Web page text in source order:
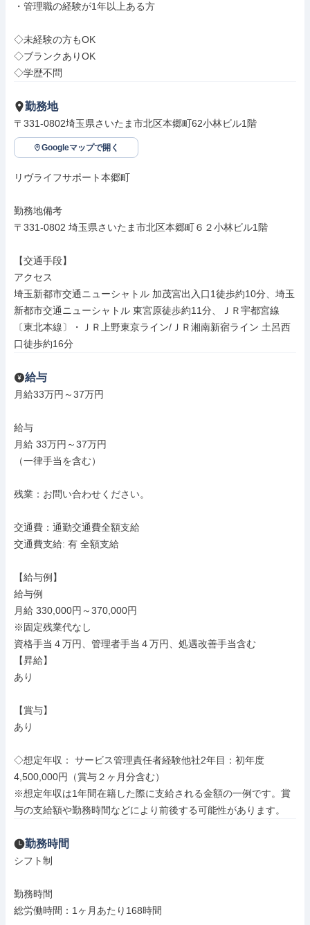
・管理職の経験が1年以上ある方
◇未経験の方もOK
◇ブランクありOK
◇学歴不問
勤務地
〒331-0802埼玉県さいたま市北区本郷町62小林ビル1階
Googleマップで開く
リヴライフサポート本郷町
勤務地備考
〒331-0802 埼玉県さいたま市北区本郷町６２小林ビル1階
【交通手段】
アクセス
埼玉新都市交通ニューシャトル 加茂宮出入口1徒歩約10分、埼玉
新都市交通ニューシャトル 東宮原徒歩約11分、ＪＲ宇都宮線
〔東北本線〕・ＪＲ上野東京ライン/ＪＲ湘南新宿ライン 土呂西
口徒歩約16分
給与
月給33万円～37万円
給与
月給 33万円～37万円
（一律手当を含む）
残業：お問い合わせください。
交通費：通勤交通費全額支給
交通費支給: 有 全額支給
【給与例】
給与例
月給 330,000円～370,000円
※固定残業代なし
資格手当４万円、管理者手当４万円、処遇改善手当含む
【昇給】
あり
【賞与】
あり
◇想定年収： サービス管理責任者経験他社2年目：初年度
4,500,000円（賞与２ヶ月分含む）
※想定年収は1年間在籍した際に支給される金額の一例です。賞
与の支給額や勤務時間などにより前後する可能性があります。
勤務時間
シフト制
勤務時間
総労働時間：1ヶ月あたり168時間